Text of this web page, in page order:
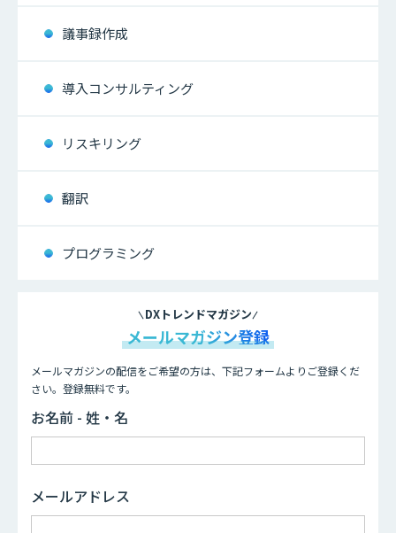
議事録作成
導入コンサルティング
リスキリング
翻訳
プログラミング
DXトレンドマガジン
メールマガジン登録
メールマガジンの配信をご希望の方は、下記フォームよりご登録くだ
さい。登録無料です。
お名前 - 姓・名
メールアドレス